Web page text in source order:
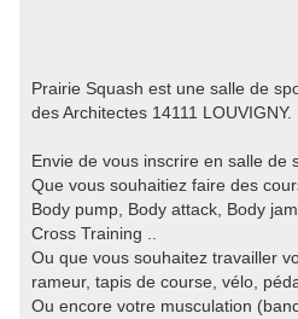
Prairie Squash est une salle de
des Architectes 14111 LOUVIGNY.
Envie de vous inscrire en salle de
Que vous souhaitiez faire des
Body pump, Body attack, Body
Cross Training ..
Ou que vous souhaitez travailler
rameur, tapis de course, vélo,
Ou encore votre musculation